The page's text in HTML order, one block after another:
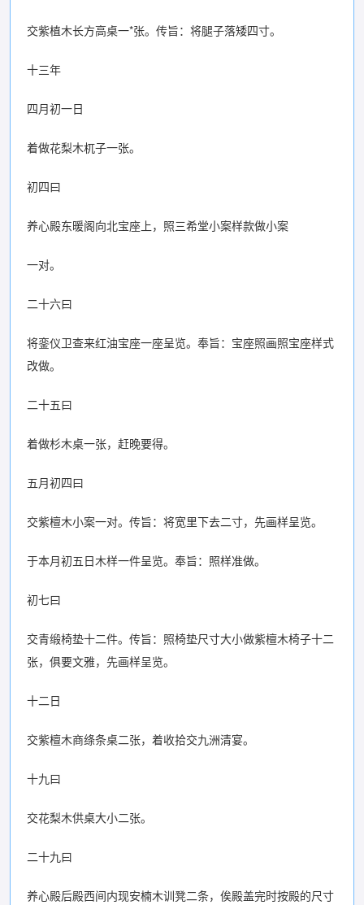
交紫植木长方高桌一*张。传旨：将腿子落矮四寸。
十三年
四月初一日
着做花梨木杌子一张。
初四曰
养心殿东暖阁向北宝座上，照三希堂小案样款做小案
一对。
二十六曰
将銮仪卫查来红油宝座一座呈览。奉旨：宝座照画照宝座样式
改做。
二十五曰
着做杉木桌一张，赶晚要得。
五月初四曰
交紫檀木小案一对。传旨：将宽里下去二寸，先画样呈览。
于本月初五日木样一件呈览。奉旨：照样准做。
初七曰
交青缎椅垫十二件。传旨：照椅垫尺寸大小做紫檀木椅子十二
张，俱要文雅，先画样呈览。
十二日
交紫檀木商绦条桌二张，着收拾交九洲清宴。
十九曰
交花梨木供桌大小二张。
二十九曰
养心殿后殿西间内现安楠木训凳二条，俟殿盖完时按殿的尺寸